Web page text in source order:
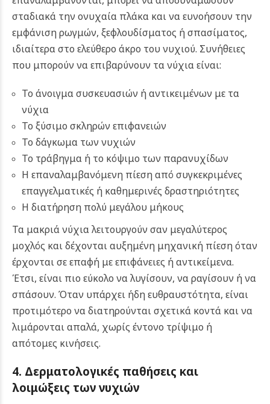
σταδιακά την ονυχαία πλάκα και να ευνοήσουν την
εμφάνιση ρωγμών, ξεφλουδίσματος ή σπασίματος,
ιδιαίτερα στο ελεύθερο άκρο του νυχιού. Συνήθειες
που μπορούν να επιβαρύνουν τα νύχια είναι:
Το άνοιγμα συσκευασιών ή αντικειμένων με τα
νύχια
Το ξύσιμο σκληρών επιφανειών
Το δάγκωμα των νυχιών
Το τράβηγμα ή το κόψιμο των παρανυχίδων
Η επαναλαμβανόμενη πίεση από συγκεκριμένες
επαγγελματικές ή καθημερινές δραστηριότητες
Η διατήρηση πολύ μεγάλου μήκους
Τα μακριά νύχια λειτουργούν σαν μεγαλύτερος
μοχλός και δέχονται αυξημένη μηχανική πίεση όταν
έρχονται σε επαφή με επιφάνειες ή αντικείμενα.
Έτσι, είναι πιο εύκολο να λυγίσουν, να ραγίσουν ή να
σπάσουν. Όταν υπάρχει ήδη ευθραυστότητα, είναι
προτιμότερο να διατηρούνται σχετικά κοντά και να
λιμάρονται απαλά, χωρίς έντονο τρίψιμο ή
απότομες κινήσεις.
4. Δερματολογικές παθήσεις και
λοιμώξεις των νυχιών